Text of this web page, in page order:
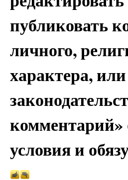
публиковать
личного,
характера,
комментарий»
условия и